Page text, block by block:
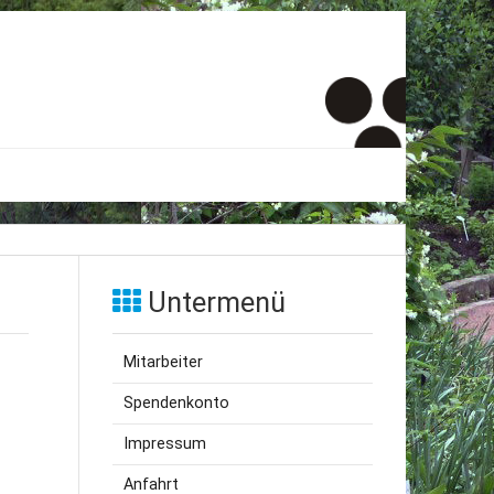
Untermenü
Mitarbeiter
Spendenkonto
Impressum
Anfahrt